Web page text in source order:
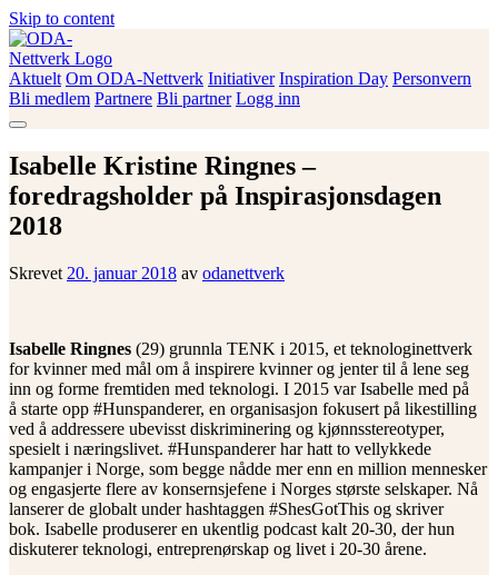
Skip to content
ODA-Nettverk
Aktuelt Om ODA-Nettverk Initiativer Inspiration Day Personvern
Bli medlem Partnere Bli partner Logg inn
Isabelle Kristine Ringnes –
foredragsholder på Inspirasjonsdagen
2018
Skrevet 20. januar 2018 av odanettverk
Isabelle Ringnes (29) grunnla TENK i 2015, et teknologinettverk
for kvinner med mål om å inspirere kvinner og jenter til å lene seg
inn og forme fremtiden med teknologi. I 2015 var Isabelle med på
å starte opp #Hunspanderer, en organisasjon fokusert på likestilling
ved å addressere ubevisst diskriminering og kjønnsstereotyper,
spesielt i næringslivet. #Hunspanderer har hatt to vellykkede
kampanjer i Norge, som begge nådde mer enn en million mennesker
og engasjerte flere av konsernsjefene i Norges største selskaper. Nå
lanserer de globalt under hashtaggen #ShesGotThis og skriver
bok. Isabelle produserer en ukentlig podcast kalt 20-30, der hun
diskuterer teknologi, entreprenørskap og livet i 20-30 årene.